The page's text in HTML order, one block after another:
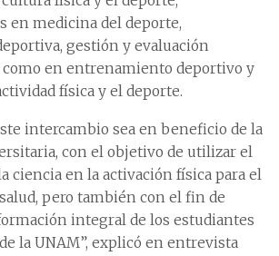
en medicina del deporte,
gestión y evaluación
en entrenamiento deportivo y
física y el deporte.
intercambio sea en beneficio de la
con el objetivo de utilizar el
ciencia en la activación física para el
pero también con el fin de
integral de los estudiantes
la UNAM”, explicó en entrevista